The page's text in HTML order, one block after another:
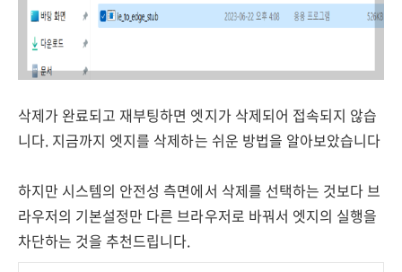
삭제가 완료되고 재부팅하면 엣지가 삭제되어 접속되지 않습
니다. 지금까지 엣지를 삭제하는 쉬운 방법을 알아보았습니다
하지만 시스템의 안전성 측면에서 삭제를 선택하는 것보다 브
라우저의 기본설정만 다른 브라우저로 바꿔서 엣지의 실행을
차단하는 것을 추천드립니다.